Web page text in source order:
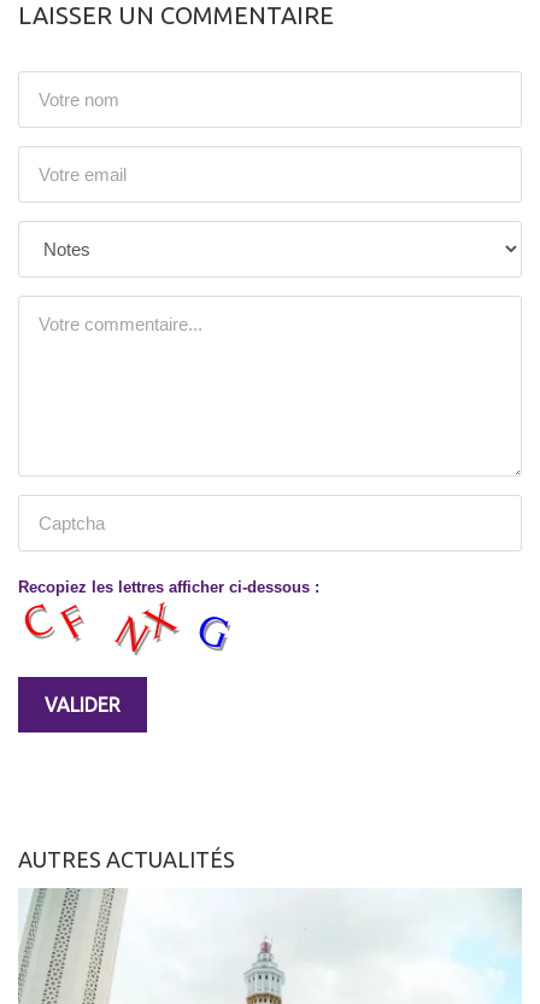
LAISSER UN COMMENTAIRE
Recopiez les lettres afficher ci-dessous :
AUTRES ACTUALITÉS